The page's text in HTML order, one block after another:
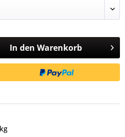
In den Warenkorb